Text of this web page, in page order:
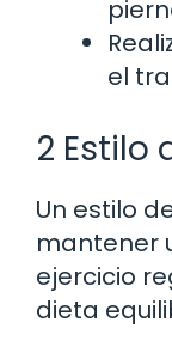
el
2 Estilo
Un estilo
mantener
ejercicio
dieta